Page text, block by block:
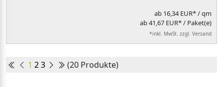
ab 16,34 EUR*/ qm
ab 41,67 EUR* / Paket(e)
*inkl. MwSt. zzgl. Versand
1 23 (20 Produkte)